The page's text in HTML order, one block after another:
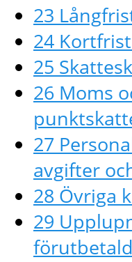
23
24
25
26 Moms
27
avgifter
28 Övriga
29